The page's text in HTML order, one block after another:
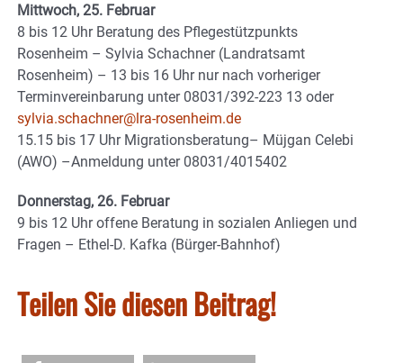
Mittwoch, 25. Februar
8 bis 12 Uhr Beratung des Pflegestützpunkts
Rosenheim – Sylvia Schachner (Landratsamt
Rosenheim) – 13 bis 16 Uhr nur nach vorheriger
Terminvereinbarung unter 08031/392-223 13 oder
sylvia.schachner@lra-rosenheim.de
15.15 bis 17 Uhr Migrationsberatung– Müjgan Celebi
(AWO) –Anmeldung unter 08031/4015402
Donnerstag, 26. Februar
9 bis 12 Uhr offene Beratung in sozialen Anliegen und
Fragen – Ethel-D. Kafka (Bürger-Bahnhof)
Teilen Sie diesen Beitrag!